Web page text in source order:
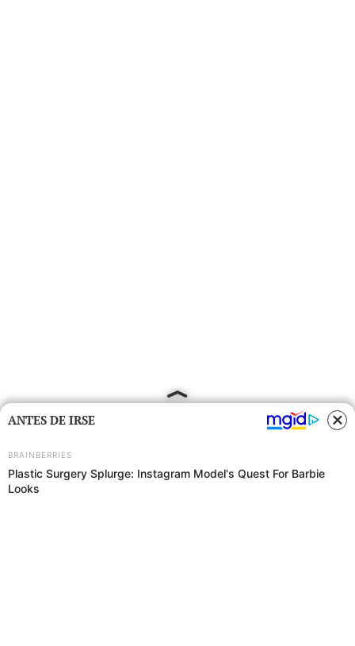
ANTES DE IRSE